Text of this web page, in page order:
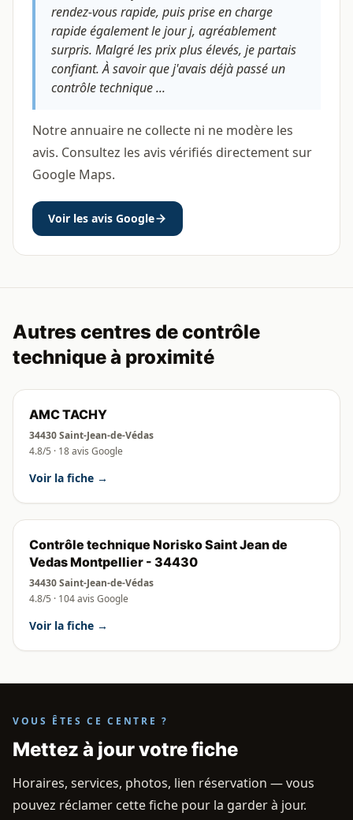
rendez-vous rapide, puis prise en charge
rapide également le jour j, agréablement
surpris. Malgré les prix plus élevés, je partais
confiant. À savoir que j'avais déjà passé un
contrôle technique ...
Notre annuaire ne collecte ni ne modère les
avis. Consultez les avis vérifiés directement sur
Google Maps.
Voir les avis Google
Autres centres de contrôle
technique à proximité
AMC TACHY
34430 Saint-Jean-de-Védas
4.8/5 · 18 avis Google
Voir la fiche →
Contrôle technique Norisko Saint Jean de
Vedas Montpellier - 34430
34430 Saint-Jean-de-Védas
4.8/5 · 104 avis Google
Voir la fiche →
VOUS ÊTES CE CENTRE ?
Mettez à jour votre fiche
Horaires, services, photos, lien réservation — vous
pouvez réclamer cette fiche pour la garder à jour.